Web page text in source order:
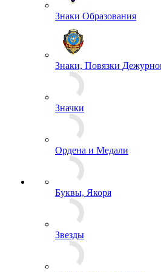
Знаки Классности
Знаки Образования
Знаки, Повязки
Значки
Ордена и Медали
Буквы, Якоря